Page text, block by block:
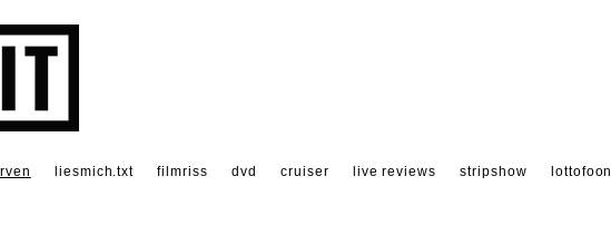
liesmich.txt filmriss dvd cruiser live reviews stripshow lottofoon